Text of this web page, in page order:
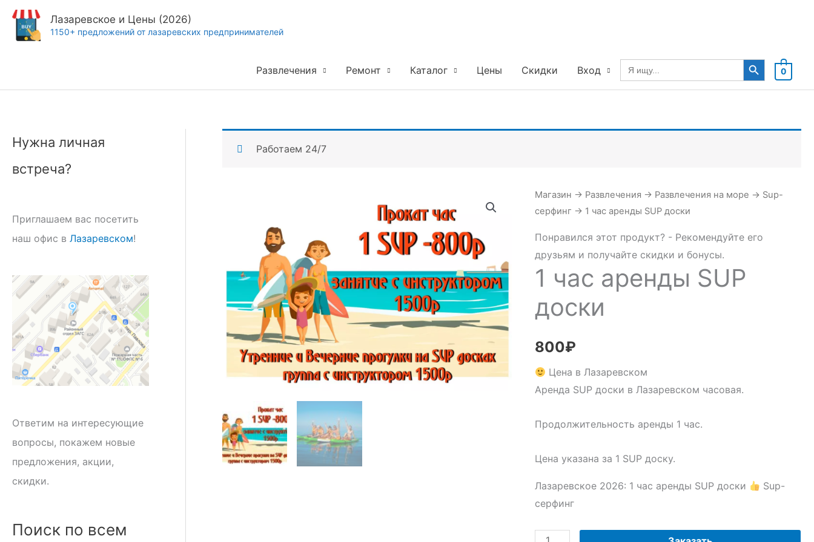
Перейти
содержимому
Лазаревское и Цены (2026)
1150+ предложений от лазаревских предпринимателей
Развлечения Ремонт Каталог Цены Скидки Вход
Search
for:
Search Button
0
Нужна личная
встреча?
Приглашаем вас посетить
наш офис в Лазаревском!
Ответим на интересующие
вопросы, покажем новые
предложения, акции,
скидки.
Поиск по всем
Работаем 24/7
Магазин → Развлечения → Развлечения на море → Sup-
серфинг → 1 час аренды SUP доски
Понравился этот продукт? - Рекомендуйте его
друзьям и получайте скидки и бонусы.
1 час аренды SUP
доски
800₽
Цена в Лазаревском
Аренда SUP доски в Лазаревском часовая.
Продолжительность аренды 1 час.
Цена указана за 1 SUP доску.
Лазаревское 2026: 1 час аренды SUP доски
Sup-
серфинг
Количество